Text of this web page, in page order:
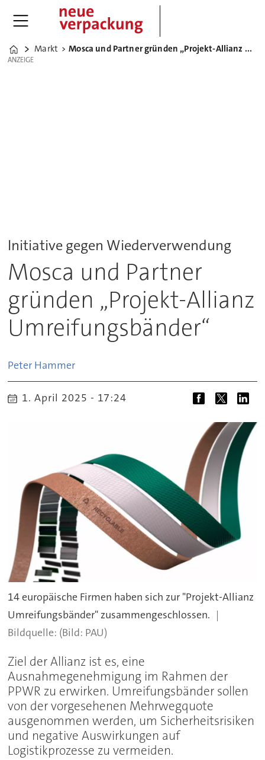
Home
Markt Mosca und Partner gründen „Projekt-Allianz Umreifungsbänder“
ANZEIGE
ANZEIGE
Initiative gegen Wiederverwendung
Mosca und Partner
gründen „Projekt-Allianz
Umreifungsbänder“
Peter Hammer
1. April 2025 - 17:24
14 europäische Firmen haben sich zur "Projekt-Allianz
Umreifungsbänder" zusammengeschlossen.
(Bild: PAU)
Ziel der Allianz ist es, eine
Ausnahmegenehmigung im Rahmen der
PPWR zu erwirken. Umreifungsbänder sollen
von der vorgesehenen Mehrwegquote
ausgenommen werden, um Sicherheitsrisiken
und negative Auswirkungen auf
Logistikprozesse zu vermeiden.